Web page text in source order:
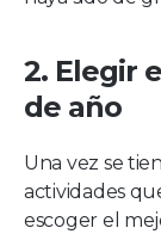
2. Elegir
de año
Una vez se
actividades
escoger el